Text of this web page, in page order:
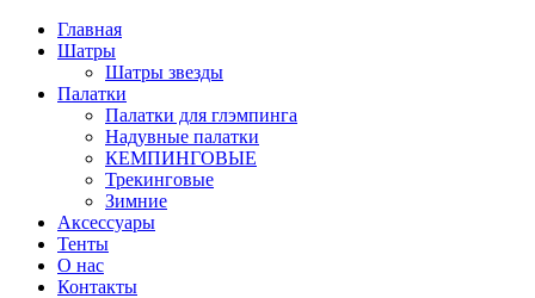
Главная
Шатры
Шатры звезды
Палатки
Палатки для глэмпинга
Надувные палатки
КЕМПИНГОВЫЕ
Трекинговые
Зимние
Аксессуары
Тенты
О нас
Контакты